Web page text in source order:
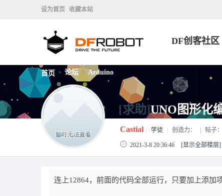
设为首页 收藏本站
DF创客社区
首页 > 论坛 > Arduino
[求助]UNO图形化
Castial 学徒 创造力： 帖子：
2021-3-8 20:36:46 [显示全部楼层]
连上12864，前面的代码全部运行，只要加上添加